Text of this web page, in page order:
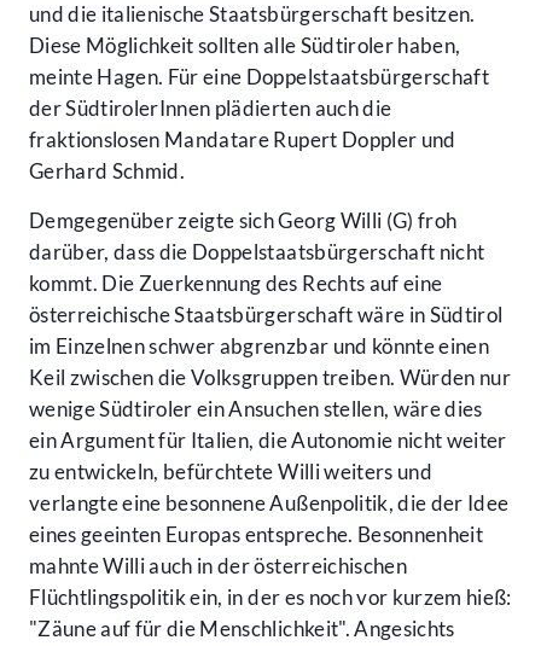
und die italienische Staatsbürgerschaft besitzen.
Diese Möglichkeit sollten alle Südtiroler haben,
meinte Hagen. Für eine Doppelstaatsbürgerschaft
der SüdtirolerInnen plädierten auch die
fraktionslosen Mandatare Rupert Doppler und
Gerhard Schmid.
Demgegenüber zeigte sich Georg Willi (G) froh
darüber, dass die Doppelstaatsbürgerschaft nicht
kommt. Die Zuerkennung des Rechts auf eine
österreichische Staatsbürgerschaft wäre in Südtirol
im Einzelnen schwer abgrenzbar und könnte einen
Keil zwischen die Volksgruppen treiben. Würden nur
wenige Südtiroler ein Ansuchen stellen, wäre dies
ein Argument für Italien, die Autonomie nicht weiter
zu entwickeln, befürchtete Willi weiters und
verlangte eine besonnene Außenpolitik, die der Idee
eines geeinten Europas entspreche. Besonnenheit
mahnte Willi auch in der österreichischen
Flüchtlingspolitik ein, in der es noch vor kurzem hieß:
"Zäune auf für die Menschlichkeit". Angesichts